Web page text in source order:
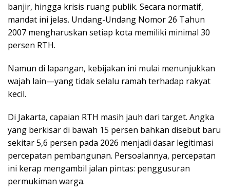
banjir, hingga krisis ruang publik. Secara normatif,
mandat ini jelas. Undang-Undang Nomor 26 Tahun
2007 mengharuskan setiap kota memiliki minimal 30
persen RTH.
Namun di lapangan, kebijakan ini mulai menunjukkan
wajah lain—yang tidak selalu ramah terhadap rakyat
kecil.
Di Jakarta, capaian RTH masih jauh dari target. Angka
yang berkisar di bawah 15 persen bahkan disebut baru
sekitar 5,6 persen pada 2026 menjadi dasar legitimasi
percepatan pembangunan. Persoalannya, percepatan
ini kerap mengambil jalan pintas: penggusuran
permukiman warga.